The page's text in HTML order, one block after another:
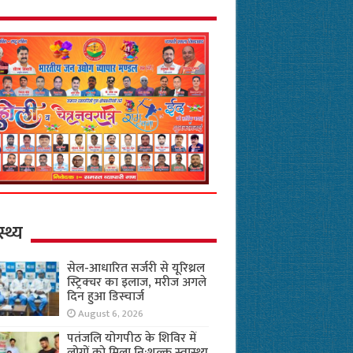
सेल-आधारित सर्जरी से यूरिथ्रल
स्ट्रिक्चर का इलाज, मरीज अगले
दिन हुआ डिस्चार्ज
August 6, 2026
पतंजलि योगपीठ के शिविर में